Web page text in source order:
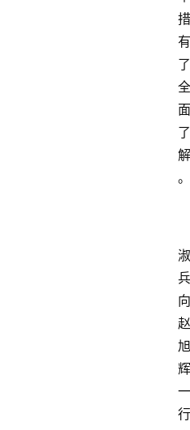
措
有
了
全
面
了
解
。
淑
兵
向
赵
旭
辉
一
行